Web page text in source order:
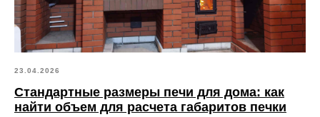
23.04.2026
Стандартные размеры печи для дома: как
найти объем для расчета габаритов печки